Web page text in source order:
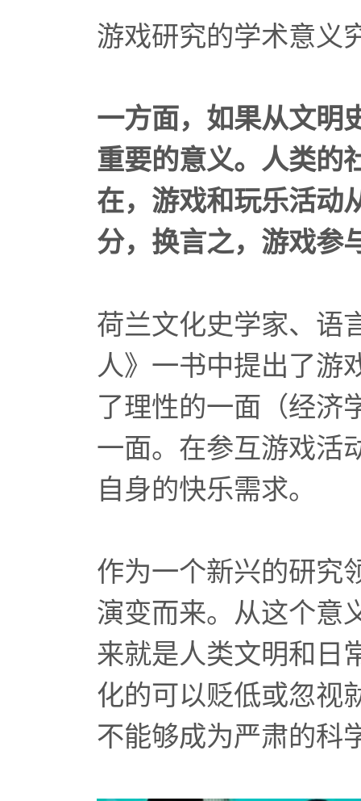
游戏研究的学术意义
一方面，如果从文明
重要的意义。人类的
在，游戏和玩乐活动
分，换言之，游戏参
荷兰文化史学家、语
人》一书中提出了游
了理性的一面（经济
一面。在参互游戏活
自身的快乐需求。
作为一个新兴的研究
演变而来。从这个意
来就是人类文明和日
化的可以贬低或忽视
不能够成为严肃的科